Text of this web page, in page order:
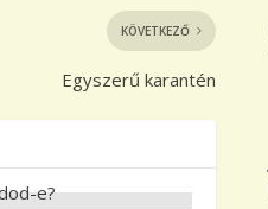
KÖVETKEZŐ
Egyszerű karantén